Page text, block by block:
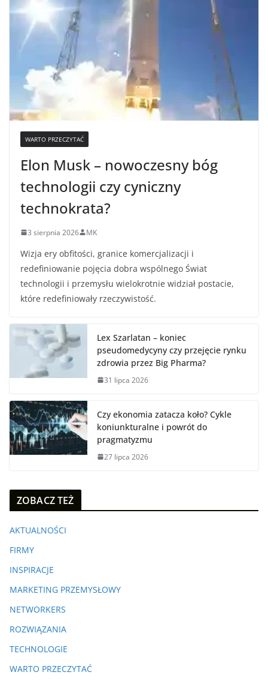
WARTO PRZECZYTAĆ
Elon Musk – nowoczesny bóg
technologii czy cyniczny
technokrata?
3 sierpnia 2026 MK
Wizja ery obfitości, granice komercjalizacji i
redefiniowanie pojęcia dobra wspólnego Świat
technologii i przemysłu wielokrotnie widział postacie,
które redefiniowały rzeczywistość.
Lex Szarlatan – koniec
pseudomedycyny czy przejęcie rynku
zdrowia przez Big Pharma?
31 lipca 2026
Czy ekonomia zatacza koło? Cykle
koniunkturalne i powrót do
pragmatyzmu
27 lipca 2026
ZOBACZ TEŻ
AKTUALNOŚCI
FIRMY
INSPIRACJE
MARKETING PRZEMYSŁOWY
NETWORKERS
ROZWIĄZANIA
TECHNOLOGIE
WARTO PRZECZYTAĆ